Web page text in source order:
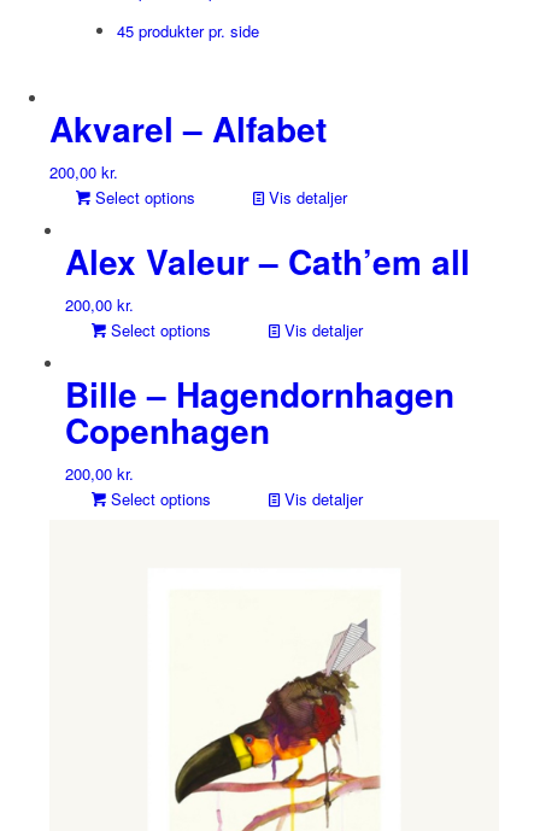
45 produkter pr. side
Akvarel – Alfabet
200,00 kr.
Select options
Vis detaljer
Alex Valeur – Cath’em all
200,00 kr.
Select options
Vis detaljer
Bille – Hagendornhagen
Copenhagen
200,00 kr.
Select options
Vis detaljer